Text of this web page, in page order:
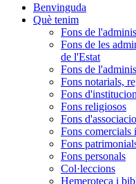
Benvinguda
Què tenim
Fons de
Fons de les
de l'Estat
Fons de
Fons notarials,
Fons
Fons religiosos
Fons
Fons comercials
Fons
Fons personals
Col·leccions
Hemeroteca i